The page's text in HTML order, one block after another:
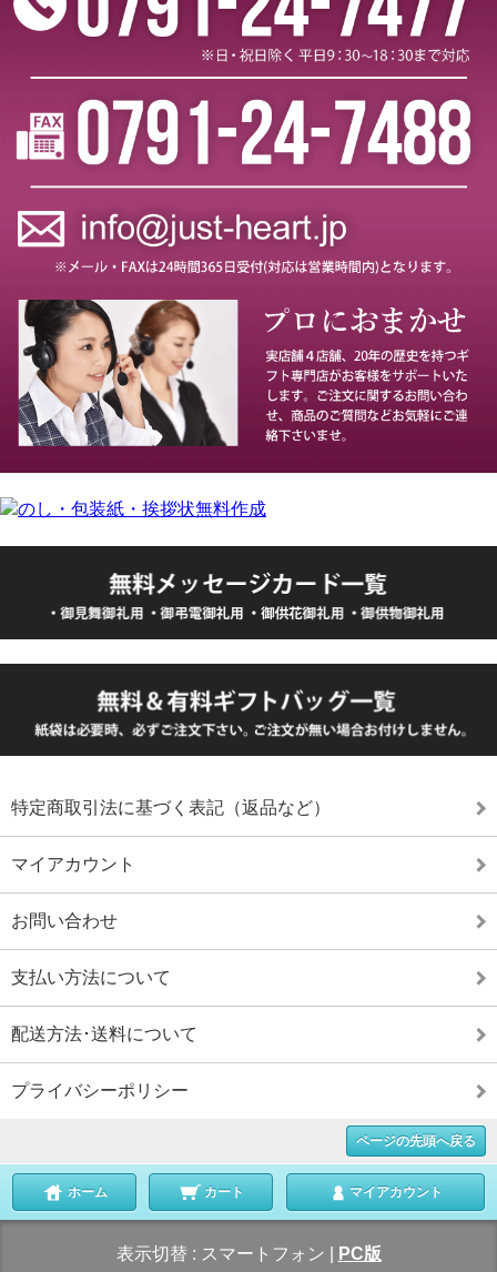
特定商取引法に基づく表記（返品など）
マイアカウント
お問い合わせ
支払い方法について
配送方法･送料について
プライバシーポリシー
ページの先頭へ戻る
ホーム カート マイアカウント
表示切替 : スマートフォン PC版